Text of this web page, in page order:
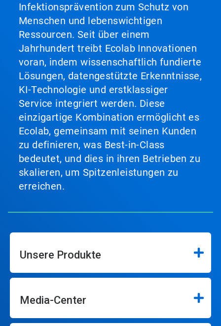
Infektionsprävention zum Schutz von
Menschen und lebenswichtigen
Ressourcen. Seit über einem
Jahrhundert treibt Ecolab Innovationen
voran, indem wissenschaftlich fundierte
Lösungen, datengestützte Erkenntnisse,
KI-Technologie und erstklassiger
Service integriert werden. Diese
einzigartige Kombination ermöglicht es
Ecolab, gemeinsam mit seinen Kunden
zu definieren, was Best-in-Class
bedeutet, und dies in ihren Betrieben zu
skalieren, um Spitzenleistungen zu
erreichen.
Unsere Produkte
Media-Center